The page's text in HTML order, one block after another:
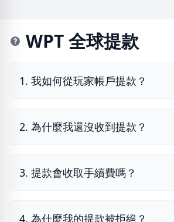
WPT 全球提款
1. 我如何從玩家帳戶提款？
2. 為什麼我還沒收到提款？
3. 提款會收取手續費嗎？
4. 為什麼我的提款被拒絕？